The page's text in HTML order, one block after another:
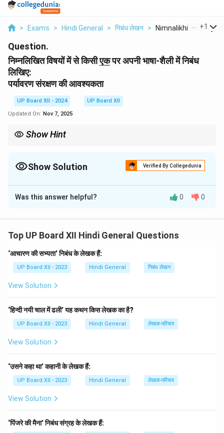
> Exams > Hindi General > निबंध लेखन > Nimnalikhit +1
Question.
निम्नलिखित विषयों में से किसी\
u
n
d
e
}
एकपर अपनी भाषा-शैली में निबंध
लिखिए:
पर्यावरण संरक्षण की आवश्यकता
UP Board XII - 2024
UP Board XII
Updated On: Nov 7, 2025
Show Hint
Show Solution Verified By Collegedunia
Solution and Explanation
आज के आधुनिक युग में पर्यावरण संरक्षण सबसे महत्वपूर्ण विषय बन गया
जलवायु परिवर्तन हो रहा है, बल्कि मानव जीवन भी संकट में पड़ रहा है।
यदि हमने अभी से पर्यावरण की रक्षा नहीं की, तो भविष्य में इसका भयंकर
परिणाम देखने को मिलेगा। हमें अधिक से अधिक वृक्षारोपण करना
चाहिए, प्लास्टिक का उपयोग कम करना चाहिए और जल संरक्षण के
उपाय अपनाने चाहिए। स्वच्छ और हरा-भरा पर्यावरण ही स्वस्थ जीवन
Download Solution in PDF
Was this answer helpful? 0 0
Top UP Board XII Hindi General Questions
‘आचारण की सभ्यता’ निबंध के लेखक हैं:
UP Board XII - 2023 Hindi General निबंध लेखन
View Solution
‘हिन्दी नयी चाल में ढली’ यह कथन किस लेखक का है?
UP Board XII - 2023 Hindi General लेखक-परिचय
View Solution
‘उसने कहा था’ कहानी के लेखक हैं:
UP Board XII - 2023 Hindi General लेखक-परिचय
View Solution
‘पिंजरे की मैना’ निबंध संग्रह के लेखक हैं: